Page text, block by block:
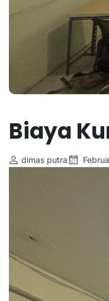
Biaya
dimas putra